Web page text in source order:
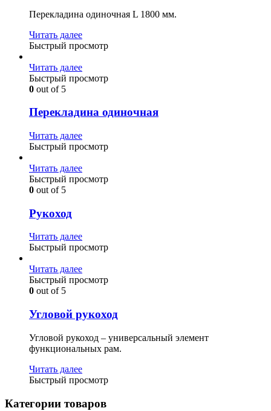
Перекладина одиночная L 1800 мм.
Читать далее
Быстрый просмотр
Читать далее
Быстрый просмотр
0 out of 5
Перекладина одиночная
Читать далее
Быстрый просмотр
Читать далее
Быстрый просмотр
0 out of 5
Рукоход
Читать далее
Быстрый просмотр
Читать далее
Быстрый просмотр
0 out of 5
Угловой рукоход
Угловой рукоход – универсальный элемент
функциональных рам.
Читать далее
Быстрый просмотр
Категории товаров